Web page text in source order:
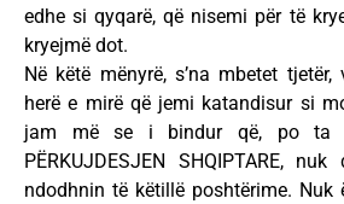
edhe si qyqarë, që nisemi për të
kryejmë dot.
Në këtë mënyrë, s’na mbetet
herë e mirë që jemi katandisur si
jam më se i bindur që, po ta
PËRKUJDESJEN SHQIPTARE,
ndodhnin të këtillë poshtërime. Nuk